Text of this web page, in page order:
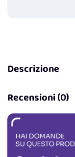
Descrizione
Recensioni (0)